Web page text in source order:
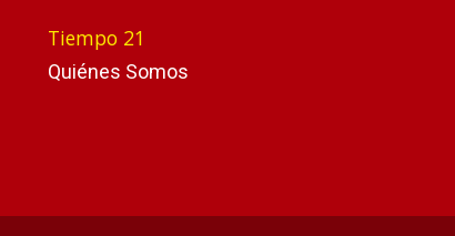
Tiempo 21
Quiénes Somos